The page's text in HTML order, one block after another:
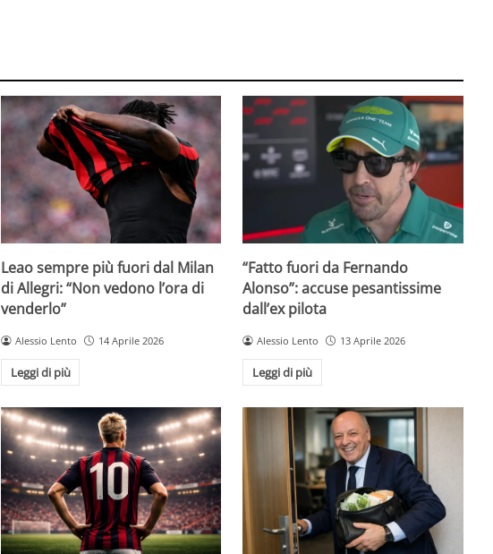
Leao sempre più fuori dal Milan
di Allegri: “Non vedono l’ora di
venderlo”
Alessio Lento 14 Aprile 2026
Leggi di più
“Fatto fuori da Fernando
Alonso”: accuse pesantissime
dall’ex pilota
Alessio Lento 13 Aprile 2026
Leggi di più